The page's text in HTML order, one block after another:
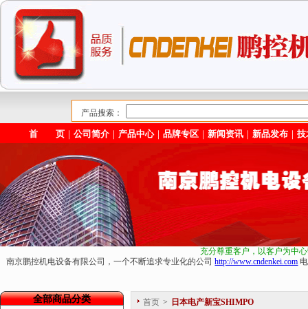
产品搜索：
首 页 ｜公司简介 ｜ 产品中心｜品牌专区 ｜新闻资讯 ｜新品发布 ｜技
充分尊重客户，以客户为中
南京鹏控机电设备有限公司，一个不断追求专业化的公司http://www.cndenkei.com
全部商品分类 首页 > 日本电产新宝SHIMPO